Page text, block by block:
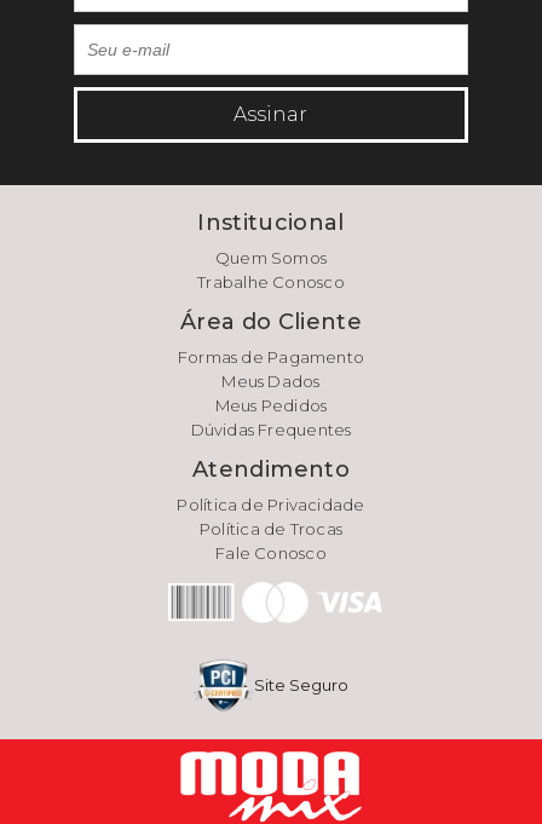
Assinar
Institucional
Quem Somos
Trabalhe Conosco
Área do Cliente
Formas de Pagamento
Meus Dados
Meus Pedidos
Dúvidas Frequentes
Atendimento
Política de Privacidade
Política de Trocas
Fale Conosco
Site Seguro